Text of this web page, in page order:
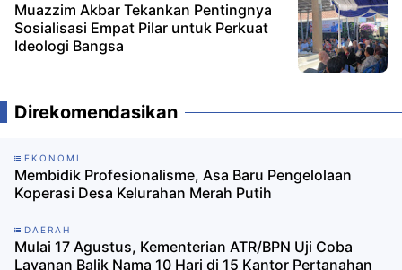
Muazzim Akbar Tekankan Pentingnya
Sosialisasi Empat Pilar untuk Perkuat
Ideologi Bangsa
Direkomendasikan
EKONOMI
Membidik Profesionalisme, Asa Baru Pengelolaan
Koperasi Desa Kelurahan Merah Putih
DAERAH
Mulai 17 Agustus, Kementerian ATR/BPN Uji Coba
Layanan Balik Nama 10 Hari di 15 Kantor Pertanahan